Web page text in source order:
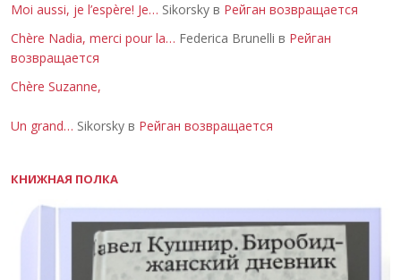
Moi aussi, je l’espère! Je… Sikorsky в Рейган возвращается
Chère Nadia, merci pour la… Federica Brunelli в Рейган
возвращается
Chère Suzanne,
Un grand… Sikorsky в Рейган возвращается
КНИЖНАЯ ПОЛКА